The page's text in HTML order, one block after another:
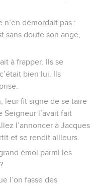
démordait pas :
sans doute son ange,
à frapper. Ils se
bien lui. Ils
leur fit signe de se taire
Seigneur l’avait fait
l’annoncer à Jacques
et se rendit ailleurs.
émoi parmi les
l’on fasse des